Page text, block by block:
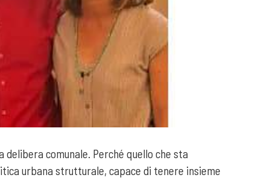
comunale. Perché quello che sta
urbana strutturale, capace di tenere insieme